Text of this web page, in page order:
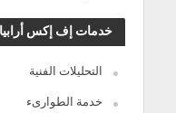
خدمات إف إكس أرابيا
التحليلات الفنية
خدمة الطوارىء